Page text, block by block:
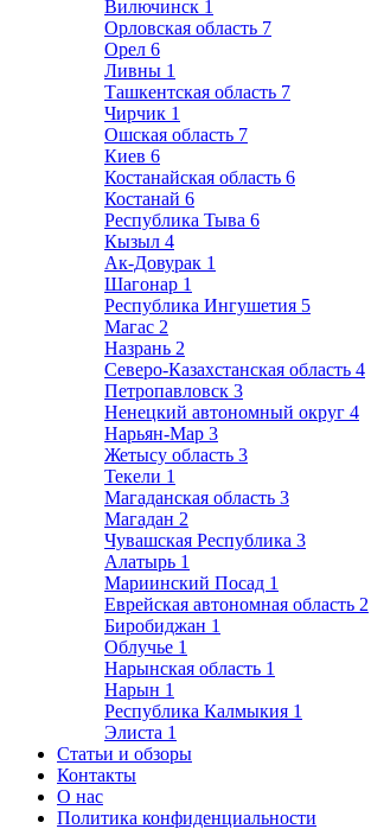
Вилючинск 1
Орловская область 7
Орел 6
Ливны 1
Ташкентская область 7
Чирчик 1
Ошская область 7
Киев 6
Костанайская область 6
Костанай 6
Республика Тыва 6
Кызыл 4
Ак-Довурак 1
Шагонар 1
Республика Ингушетия 5
Магас 2
Назрань 2
Северо-Казахстанская область 4
Петропавловск 3
Ненецкий автономный округ 4
Нарьян-Мар 3
Жетысу область 3
Текели 1
Магаданская область 3
Магадан 2
Чувашская Республика 3
Алатырь 1
Мариинский Посад 1
Еврейская автономная область 2
Биробиджан 1
Облучье 1
Нарынская область 1
Нарын 1
Республика Калмыкия 1
Элиста 1
Статьи и обзоры
Контакты
О нас
Политика конфиденциальности